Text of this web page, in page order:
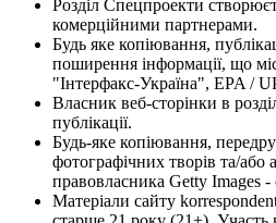
Розділ Спецпроекти
комерційними партнерами.
Будь яке копіювання,
поширення інформації, що
"Інтерфакс-Україна", EPA /
Власник веб-сторінки в
публікації.
Будь-яке копіювання,
фотографічних творів та/або
правовласника Getty Images -
Матеріали сайту